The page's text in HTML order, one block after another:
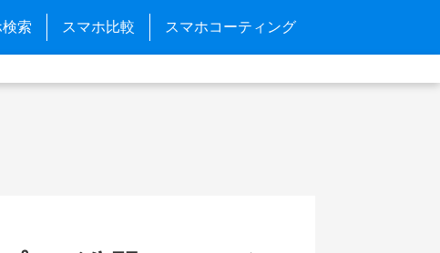
検索 スマホ比較 スマホコーティング